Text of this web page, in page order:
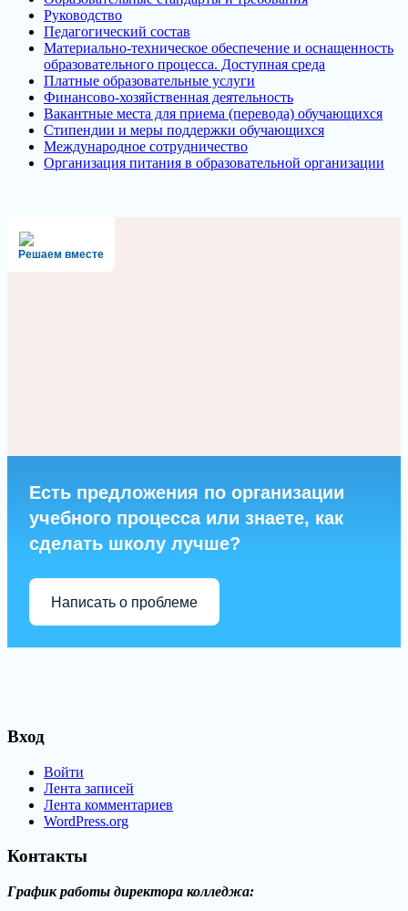
Руководство
Педагогический состав
Материально-техническое обеспечение и оснащенность
образовательного процесса. Доступная среда
Платные образовательные услуги
Финансово-хозяйственная деятельность
Вакантные места для приема (перевода) обучающихся
Стипендии и меры поддержки обучающихся
Международное сотрудничество
Организация питания в образовательной организации
Решаем вместе
Есть предложения по организации
учебного процесса или знаете, как
сделать школу лучше?
Написать о проблеме
Вход
Войти
Лента записей
Лента комментариев
WordPress.org
Контакты
График работы директора колледжа: